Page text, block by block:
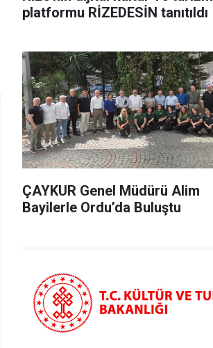
platformu RİZEDESİN tanıtıldı
ÇAYKUR Genel Müdürü Alim
Bayilerle Ordu’da Buluştu